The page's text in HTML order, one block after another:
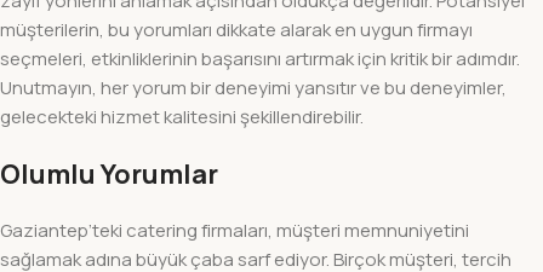
müşterilerin, bu yorumları dikkate alarak en uygun firmayı
seçmeleri, etkinliklerinin başarısını artırmak için kritik bir adımdır.
Unutmayın, her yorum bir deneyimi yansıtır ve bu deneyimler,
gelecekteki hizmet kalitesini şekillendirebilir.
Olumlu Yorumlar
Gaziantep’teki catering firmaları, müşteri memnuniyetini
sağlamak adına büyük çaba sarf ediyor. Birçok müşteri, tercih